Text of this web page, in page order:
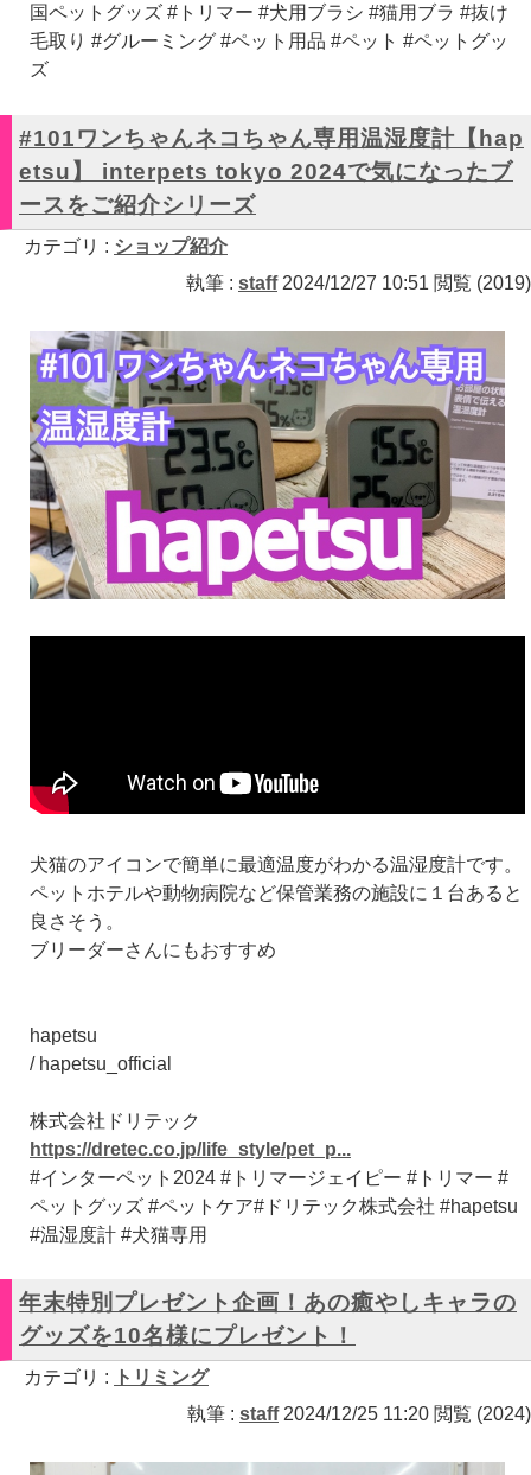
国ペットグッズ #トリマー #犬用ブラシ #猫用ブラ #抜け
毛取り #グルーミング #ペット用品 #ペット #ペットグッ
ズ
#101ワンちゃんネコちゃん専用温湿度計【hap
etsu】 interpets tokyo 2024で気になったブ
ースをご紹介シリーズ
カテゴリ : ショップ紹介
執筆 : staff 2024/12/27 10:51 閲覧 (2019)
犬猫のアイコンで簡単に最適温度がわかる温湿度計です。
ペットホテルや動物病院など保管業務の施設に１台あると
良さそう。
ブリーダーさんにもおすすめ
hapetsu
/ hapetsu_official
株式会社ドリテック
https://dretec.co.jp/life_style/pet_p...
#インターペット2024 #トリマージェイピー #トリマー #
ペットグッズ #ペットケア#ドリテック株式会社 #hapetsu
#温湿度計 #犬猫専用
年末特別プレゼント企画！あの癒やしキャラの
グッズを10名様にプレゼント！
カテゴリ :
トリミング
執筆 : staff 2024/12/25 11:20 閲覧 (2024)